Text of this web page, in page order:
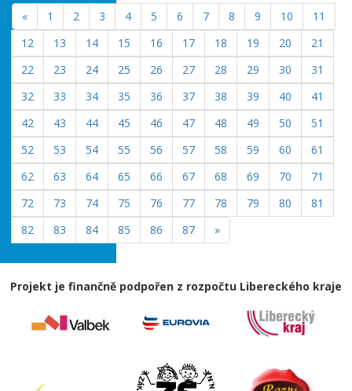
« 1 2 3 4 5 6 7 8 9 10
11
12
13 14 15 16 17 18 19 20
21
22
23 24 25 26 27 28 29 30
31
32
33 34 35 36 37 38 39 40
41
42
43 44 45 46 47 48 49 50
51
52
53 54 55 56 57 58 59 60
61
62
63 64 65 66 67 68 69 70
71
72
73 74 75 76 77 78 79 80
81
82
83 84 85 86 87 »
Projekt je finančně podpořen z rozpočtu Libereckého kraje